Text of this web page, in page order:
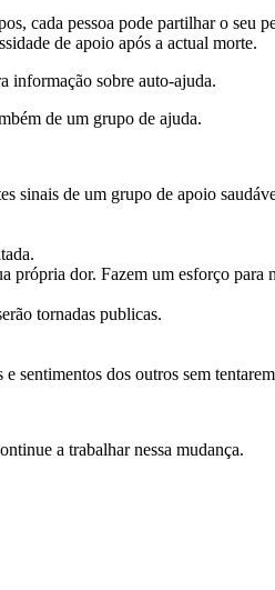
cada pessoa pode partilhar o seu
de apoio após a actual morte.
informação sobre auto-ajuda.
de um grupo de ajuda.
sinais de um grupo de apoio
própria dor. Fazem um esforço para
tornadas publicas.
sentimentos dos outros sem
a trabalhar nessa mudança.